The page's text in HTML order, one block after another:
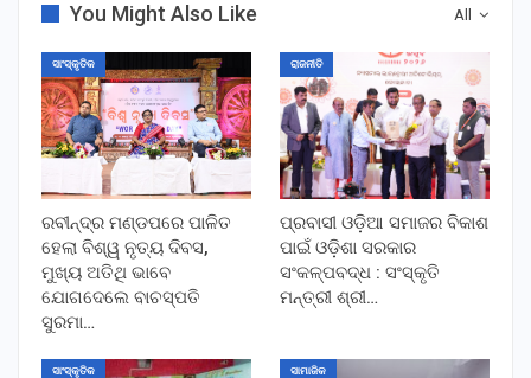
All
You Might Also Like
ସାଂସ୍କୃତିକ
ରବୀନ୍ଦ୍ର ମଣ୍ଡପରେ ପାଳିତ
ହେଲା ବିଶ୍ୱ ନୃତ୍ୟ ଦିବସ,
ମୁଖ୍ୟ ଅତିଥି ଭାବେ
ଯୋଗଦେଲେ ବାଚସ୍ପତି
ସୁରମା…
ରାଜନୀତି
ପ୍ରବାସୀ ଓଡ଼ିଆ ସମାଜର ବିକାଶ
ପାଇଁ ଓଡ଼ିଶା ସରକାର
ସଂକଳ୍ପବଦ୍ଧ : ସଂସ୍କୃତି
ମନ୍ତ୍ରୀ ଶ୍ରୀ…
ସାଂସ୍କୃତିକ ସାମାଜିକ